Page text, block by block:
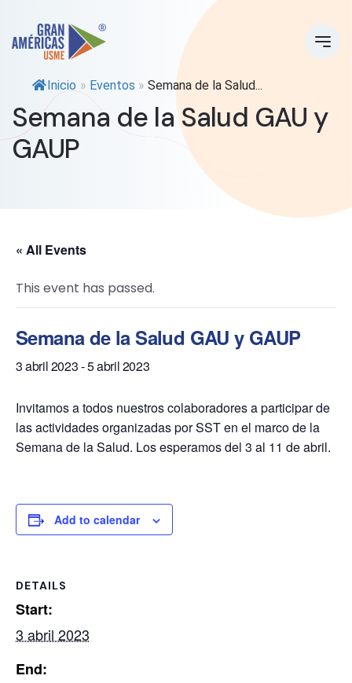
Inicio » Eventos » Semana de la Salud...
Semana de la Salud GAU y
GAUP
« All Events
This event has passed.
Semana de la Salud GAU y GAUP
3 abril 2023-5 abril 2023
Invitamos a todos nuestros colaboradores a participar de
las actividades organizadas por SST en el marco de la
Semana de la Salud. Los esperamos del 3 al 11 de abril.
Add to calendar
DETAILS
Start:
3 abril 2023
End: